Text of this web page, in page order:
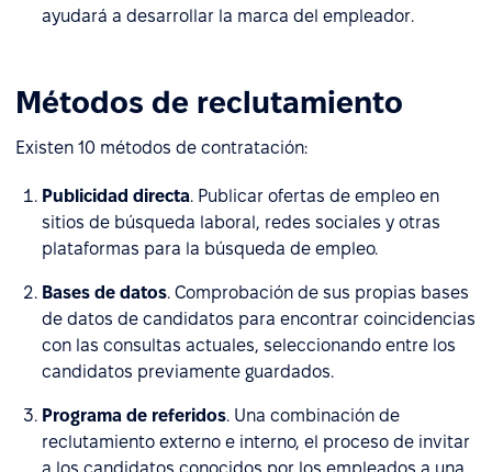
ayudará a desarrollar la marca del empleador.
Métodos de reclutamiento
Existen 10 métodos de contratación:
Publicidad directa. Publicar ofertas de empleo en
sitios de búsqueda laboral, redes sociales y otras
plataformas para la búsqueda de empleo.
Bases de datos. Comprobación de sus propias bases
de datos de candidatos para encontrar coincidencias
con las consultas actuales, seleccionando entre los
candidatos previamente guardados.
Programa de referidos. Una combinación de
reclutamiento externo e interno, el proceso de invitar
a los candidatos conocidos por los empleados a una